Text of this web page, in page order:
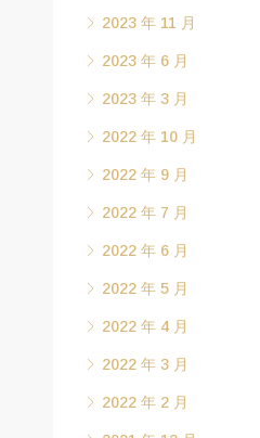
2023 年 11 月
2023 年 6 月
2023 年 3 月
2022 年 10 月
2022 年 9 月
2022 年 7 月
2022 年 6 月
2022 年 5 月
2022 年 4 月
2022 年 3 月
2022 年 2 月